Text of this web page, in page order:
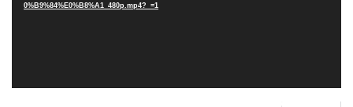
0%B9%84%E0%B8%A1_480p.mp4?_=1